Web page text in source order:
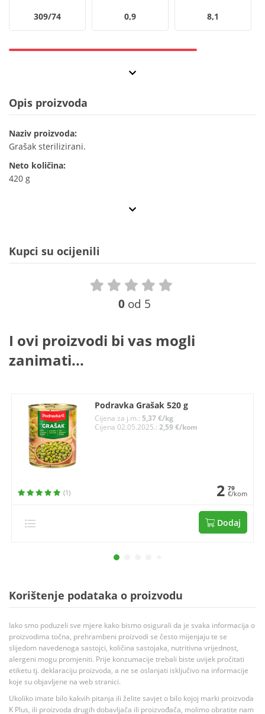
309/74 0,9 8,1
Opis proizvoda
Naziv proizvoda:
Grašak sterilizirani.
Neto količina:
420 g
Kupci su ocijenili
0 od 5
I ovi proizvodi bi vas mogli
zanimati...
Podravka Grašak 520 g
Cijena za j.m.:5,37 €/kg
Cijena 02.05.2025.:2,59 €/kom
(1) 2 79
€/kom
Dodaj
Korištenje podataka o proizvodu
Iako smo poduzeli sve mjere kako bismo osigurali da je svaka informacija o
proizvodima točna, prehrambeni proizvodi se često mijenjaju te se
slijedom navedenoga sastojci, količina sastojaka, nutritivna vrijednost,
alergeni mogu promjeniti. Prije konzumacije trebali biste uvijek pročitati
etiketu tj. deklaraciju proizvoda, a ne se oslanjati isključivo na informacije
koje su objavljene na web stranici.
Ukoliko imate bilo kakvih pitanja ili želite savjet o bilo kojoj marki proizvoda
K Plus, ili proizvoda drugih dobavljača ili proizvođača, molimo obratite nam